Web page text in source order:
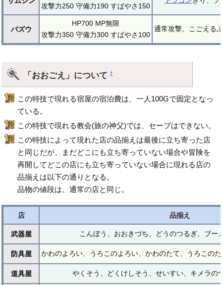
攻撃力250 守備力190 すばやさ150
バズウ
HP700 MP無限
攻撃力350 守備力300 すばやさ100
通常攻撃、こごえる
「おおごえ」について†
この特技で現れる宿屋の宿泊費は、一人100Gで固定となっ
ている。
この特技で現れる教会(旅の神父)では、セーブはできない。
この特技によって現れた店の品揃えは最後に立ち寄った店
と同じだが、まだどこにも立ち寄っていない場合や冒険を
再開してどこの店にも立ち寄っていない場合に現れる店の
品揃えは以下の通りとなる。
品物の値段は、通常の店と同じ。
店 品揃え
武器屋 こんぼう、おおきづち、どうのつるぎ、ブー
防具屋 かわのよろい、うろこのよろい、かわのたて、うろこの
道具屋 やくそう、どくけしそう、せいすい、キメラの